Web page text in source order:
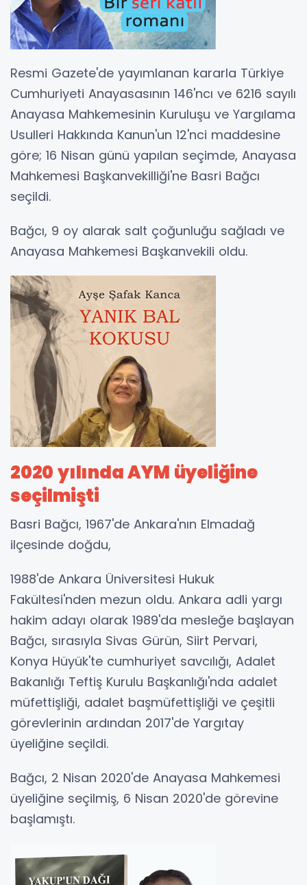
Resmi Gazete'de yayımlanan kararla Türkiye
Cumhuriyeti Anayasasının 146'ncı ve 6216 sayılı
Anayasa Mahkemesinin Kuruluşu ve Yargılama
Usulleri Hakkında Kanun'un 12'nci maddesine
göre; 16 Nisan günü yapılan seçimde, Anayasa
Mahkemesi Başkanvekilliği'ne Basri Bağcı
seçildi.
Bağcı, 9 oy alarak salt çoğunluğu sağladı ve
Anayasa Mahkemesi Başkanvekili oldu.
2020 yılında AYM üyeliğine
seçilmişti
Basri Bağcı, 1967'de Ankara'nın Elmadağ
ilçesinde doğdu,
1988'de Ankara Üniversitesi Hukuk
Fakültesi'nden mezun oldu. Ankara adli yargı
hakim adayı olarak 1989'da mesleğe başlayan
Bağcı, sırasıyla Sivas Gürün, Siirt Pervari,
Konya Hüyük'te cumhuriyet savcılığı, Adalet
Bakanlığı Teftiş Kurulu Başkanlığı'nda adalet
müfettişliği, adalet başmüfettişliği ve çeşitli
görevlerinin ardından 2017'de Yargıtay
üyeliğine seçildi.
Bağcı, 2 Nisan 2020'de Anayasa Mahkemesi
üyeliğine seçilmiş, 6 Nisan 2020'de görevine
başlamıştı.